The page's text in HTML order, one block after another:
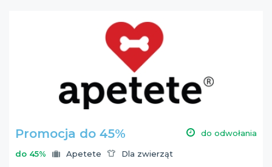
Promocja do 45% do odwołania
do 45% Apetete Dla zwierząt